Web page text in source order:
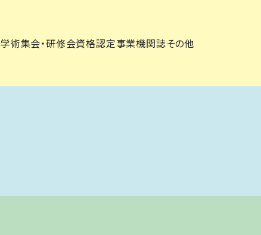
学術集会・研修会資格認定事業機関誌その他